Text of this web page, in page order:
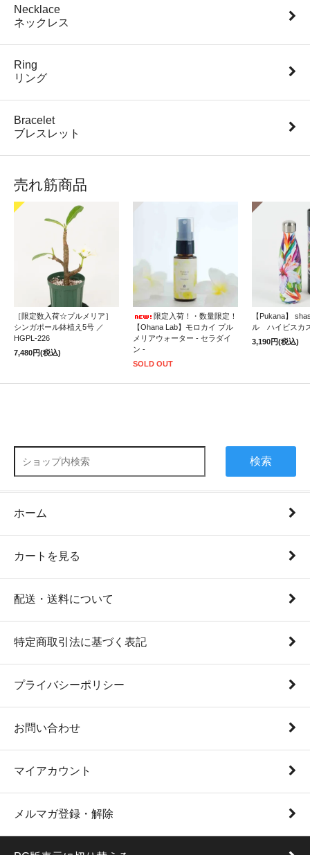
Necklace
ネックレス
Ring
リング
Bracelet
ブレスレット
売れ筋商品
［限定数入荷☆プルメリア］
シンガポール鉢植え5号 ／
HGPL-226
7,480円(税込)
限定入荷！・数量限定！
【Ohana Lab】モロカイ プル
メリアウォーター - セラダイ
ン -
SOLD OUT
【Pukana】
ル ハイビスカ
3,190円(税込)
検索
ホーム
カートを見る
配送・送料について
特定商取引法に基づく表記
プライバシーポリシー
お問い合わせ
マイアカウント
メルマガ登録・解除